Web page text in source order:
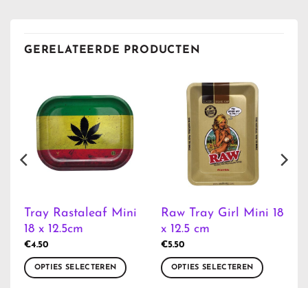
GERELATEERDE PRODUCTEN
Tray Rastaleaf Mini
18 x 12.5cm
€4.50
OPTIES SELECTEREN
Raw Tray Girl Mini 18
x 12.5 cm
€5.50
OPTIES SELECTEREN